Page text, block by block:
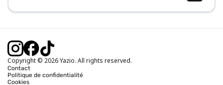
Calcul IMC
Calcul poids idéal
Calcul calories brûlées
Copyright © 2026 Yazio. All rights reserved.
Contact
Politique de confidentialité
Cookies